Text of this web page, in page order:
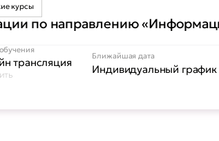
курсы
по направлению
трансляция
Ближайшая дата
Индивидуальный график